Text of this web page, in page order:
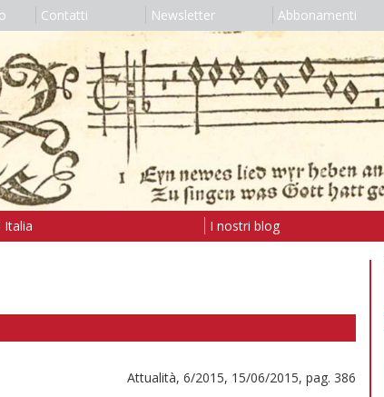
Contatti Newsletter Abbonamenti
Italia I nostri blog
Attualità, 6/2015, 15/06/2015, pag. 386